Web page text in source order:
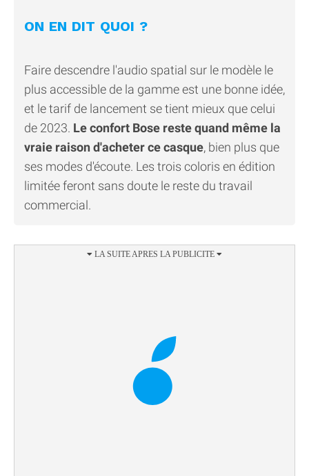
ON EN DIT QUOI ?
Faire descendre l'audio spatial sur le modèle le
plus accessible de la gamme est une bonne idée,
et le tarif de lancement se tient mieux que celui
de 2023. Le confort Bose reste quand même la
vraie raison d'acheter ce casque, bien plus que
ses modes d'écoute. Les trois coloris en édition
limitée feront sans doute le reste du travail
commercial.